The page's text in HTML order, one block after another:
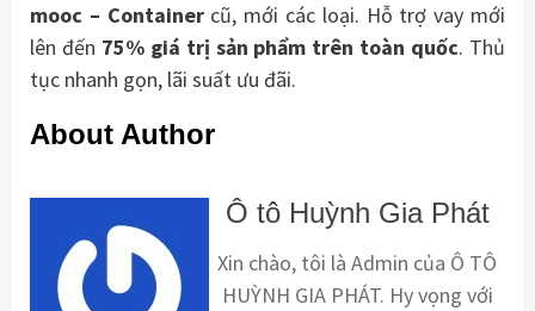
mooc – Container cũ, mới các loại. Hỗ trợ vay mới
lên đến 75% giá trị sản phẩm trên toàn quốc. Thủ
tục nhanh gọn, lãi suất ưu đãi.
About Author
Ô tô Huỳnh Gia Phát
Xin chào, tôi là Admin của Ô TÔ
HUỲNH GIA PHÁT. Hy vọng với